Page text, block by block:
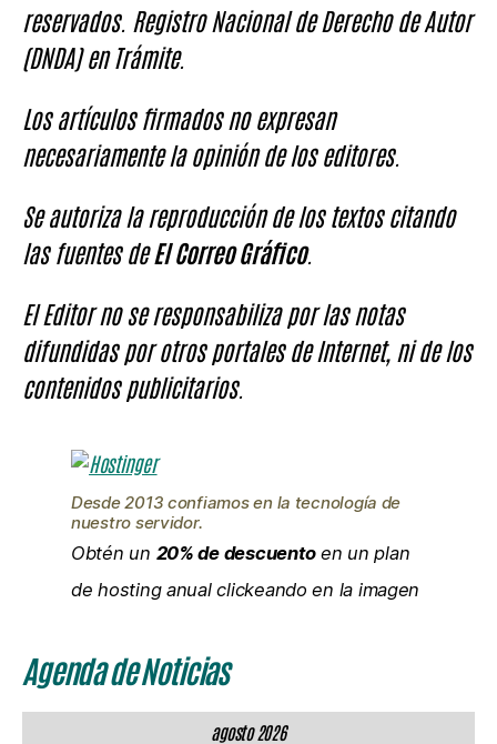
reservados. Registro Nacional de Derecho de Autor
(DNDA) en Trámite.
Los artículos firmados no expresan
necesariamente la opinión de los editores.
Se autoriza la reproducción de los textos citando
las fuentes deEl Correo Gráfico.
El Editor no se responsabiliza por las notas
difundidas por otros portales de Internet, ni de los
contenidos publicitarios.
Desde 2013 confiamos en la tecnología de
nuestro servidor.
Obtén un 20% de descuentoen un plan
de hosting anual clickeando en la imagen
Agenda de Noticias
agosto 2026